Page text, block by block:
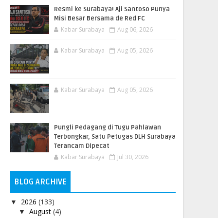
Resmi ke Surabaya! Aji Santoso Punya
Misi Besar Bersama de Red FC
Kabar Surabaya Aug 06, 2026
Kabar Surabaya Aug 05, 2026
Kabar Surabaya Aug 05, 2026
Pungli Pedagang di Tugu Pahlawan
Terbongkar, Satu Petugas DLH Surabaya
Terancam Dipecat
Kabar Surabaya Jul 30, 2026
BLOG ARCHIVE
▼ 2026 (133)
▼ August (4)